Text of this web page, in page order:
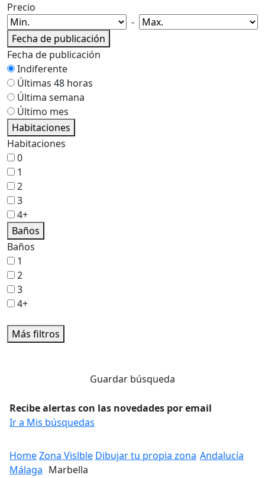
Precio
-
Fecha de publicación
Fecha de publicación
Indiferente
Últimas 48 horas
Última semana
Último mes
Habitaciones
Habitaciones
0
1
2
3
4+
Baños
Baños
1
2
3
4+
Más filtros
Guardar búsqueda
Recibe alertas con las novedades por email
Ir a Mis búsquedas
HomeZona Vislble Dibujar tu propia zona Andalucía
Málaga Marbella